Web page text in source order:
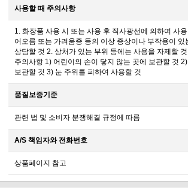
사용할 때 주의사항
1. 화장품 사용 시 또는 사용 후 직사광선에 의하여 사
어오름 또는 가려움증 등의 이상 증상이나 부작용이 있
상담할 것 2. 상처가 있는 부위 등에는 사용을 자제할
주의사항 1) 어린이의 손이 닿지 않는 곳에 보관할 것
보관할 것 3) 눈 주위를 피하여 사용할 것
품질보증기준
관련 법 및 소비자 분쟁해결 규정에 따름
A/S 책임자와 전화번호
상품페이지 참고